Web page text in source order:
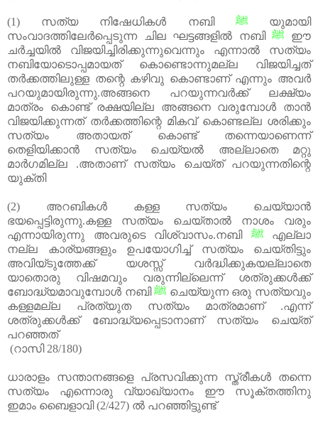
(1) സത്യ നിഷേധികൾ നബി ﷺ
യുമായി
സംവാദത്തിലേർപ്പെടുന്ന ചില ഘട്ടങ്ങളിൽ നബിﷺ
ഈ
ചർച്ചയിൽ വിജയിച്ചിരിക്കുന്നുവെന്നും എന്നാൽ സത്യം
നബിയോടൊപ്പമായത് കൊണ്ടൊന്നുമല്ല വിജയിച്ചത്
തർക്കത്തിലുള്ള തന്റെ കഴിവു കൊണ്ടാണ് എന്നും അവർ
പറയുമായിരുന്നു.അങ്ങനെ പറയുന്നവർക്ക് ലക്ഷ്യം
മാത്രം കൊണ്ട് രക്ഷയില്ല അങ്ങനെ വരുമ്പോൾ താൻ
വിജയിക്കുന്നത് തർക്കത്തിന്റെ മികവ് കൊണ്ടല്ല ശരിക്കും
സത്യം അതായത് കൊണ്ട് തന്നെയാണെന്ന്
തെളിയിക്കാൻ സത്യം ചെയ്യൽ അല്ലാതെ മറ്റു
മാർഗമില്ല .അതാണ് സത്യം ചെയ്ത് പറയുന്നതിന്റെ
യുക്തി
(2) അറബികൾ കള്ള സത്യം ചെയ്യാൻ
ഭയപ്പെട്ടിരുന്നു.കള്ള സത്യം ചെയ്താൽ നാശം വരും
എന്നായിരുന്നു അവരുടെ വിശ്വാസം.നബി ﷺ
എല്ലാ
നല്ല കാര്യങ്ങളും ഉപയോഗിച്ച് സത്യം ചെയ്തിട്ടും
അവിയ്ടുത്തേക്ക് യശസ്സ് വർദ്ധിക്കുകയല്ലാതെ
യാതൊരു വിഷമവും വരുന്നില്ലെന്ന് ശത്രുക്കൾക്ക്
ബോദ്ധ്യമാവുമ്പോൾ നബിﷺ ചെയ്യുന്ന ഒരു സത്യവും
കള്ളമല്ല പ്രത്യുത സത്യം മാത്രമാണ്.എന്ന്
ശത്രുക്കൾക്ക് ബോദ്ധ്യപ്പെടാനാണ് സത്യം ചെയ്ത്
പറഞ്ഞത്
(റാസി28/180)
ധാരാളം സന്താനങ്ങളെ പ്രസവിക്കുന്ന സ്ത്രീകൾ തന്നെ
സത്യം എന്നൊരു വ്യാഖ്യാനം ഈ സൂക്തത്തിനു
ഇമാം ബൈളാവി(2/427) ൽ പറഞ്ഞിട്ടുണ്ട്